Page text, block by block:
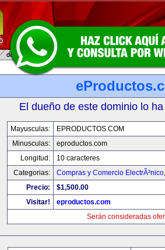
El dueño de este dominio lo
Mayusculas:
EPRODUCTOS.COM
Minusculas:
eproductos.com
Longitud:
10 caracteres
Categorias:
Compras y Comercio ElectrÃ³nico
Precio:
$1,500.00
Visitar!
eproductos.com
Serán consideradas